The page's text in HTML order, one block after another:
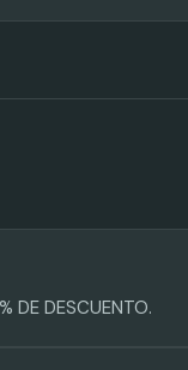
DESCUENTO.